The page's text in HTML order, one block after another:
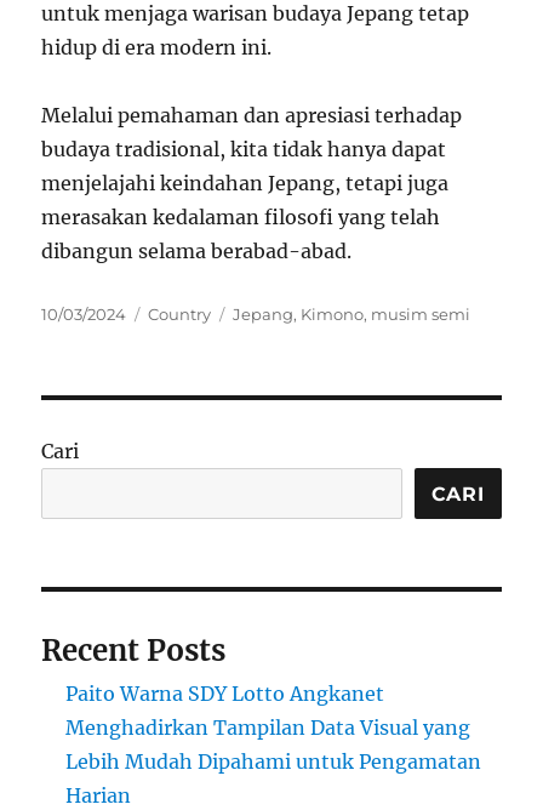
untuk menjaga warisan budaya Jepang tetap
hidup di era modern ini.
Melalui pemahaman dan apresiasi terhadap
budaya tradisional, kita tidak hanya dapat
menjelajahi keindahan Jepang, tetapi juga
merasakan kedalaman filosofi yang telah
dibangun selama berabad-abad.
Posted
10/03/2024 Categories
Country Tags
Jepang, Kimono, musim semi
Cari
CARI
Recent Posts
Paito Warna SDY Lotto Angkanet
Menghadirkan Tampilan Data Visual yang
Lebih Mudah Dipahami untuk Pengamatan
Harian